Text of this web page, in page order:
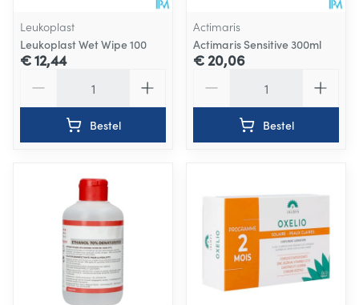
Leukoplast
Leukoplast Wet Wipe 100
€ 12,44
Bestel
Actimaris
Actimaris Sensitive 300ml
€ 20,06
Bestel